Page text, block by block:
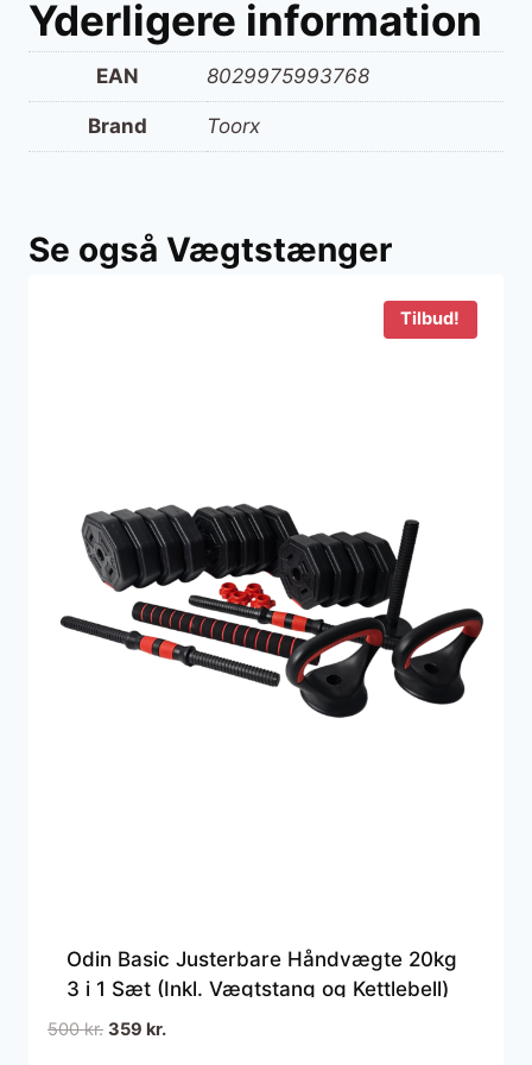
Yderligere information
EAN 8029975993768
Brand Toorx
Se også Vægtstænger
Tilbud!
Odin Basic Justerbare Håndvægte 20kg
3 i 1 Sæt (Inkl. Vægtstang og Kettlebell)
500kr. Den
359 kr.Den